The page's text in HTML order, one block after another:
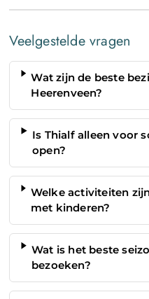
Veelgestelde vragen
Wat zijn de beste
Heerenveen?
Is Thialf alleen voor
open?
Welke activiteiten
met kinderen?
Wat is het beste
bezoeken?